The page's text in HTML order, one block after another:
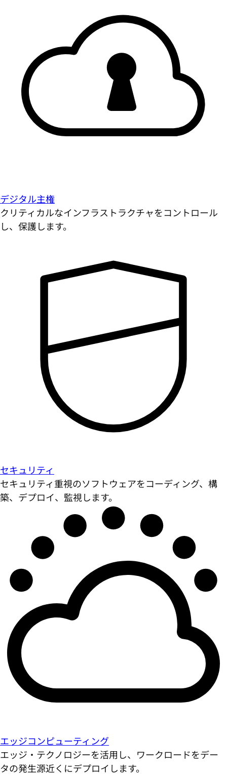
デジタル主権
クリティカルなインフラストラクチャをコントロール
し、保護します。
セキュリティ
セキュリティ重視のソフトウェアをコーディング、構
築、デプロイ、監視します。
エッジコンピューティング
エッジ・テクノロジーを活用し、ワークロードをデー
タの発生源近くにデプロイします。